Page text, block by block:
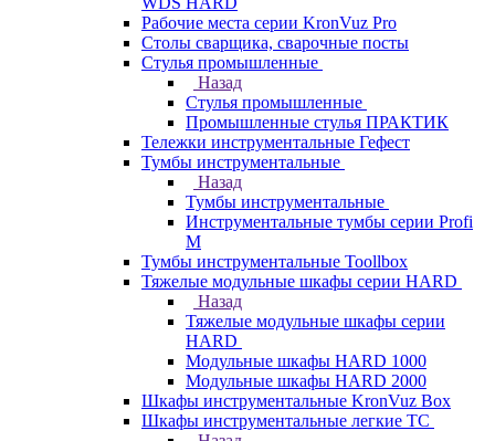
Рабочие места серии KronVuz Pro
Столы сварщика, сварочные посты
Стулья промышленные
Назад
Стулья промышленные
Промышленные стулья ПРАКТИК
Тележки инструментальные Гефест
Тумбы инструментальные
Назад
Тумбы инструментальные
Инструментальные тумбы серии Profi
M
Тумбы инструментальные Toollbox
Тяжелые модульные шкафы серии HARD
Назад
Тяжелые модульные шкафы серии
HARD
Модульные шкафы HARD 1000
Модульные шкафы HARD 2000
Шкафы инструментальные KronVuz Box
Шкафы инструментальные легкие ТС